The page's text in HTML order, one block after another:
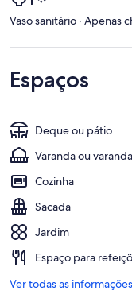
Vaso sanitário · Apenas
Espaços
Deque ou pátio
Varanda ou
Cozinha
Sacada
Jardim
Espaço para
Ver todas as